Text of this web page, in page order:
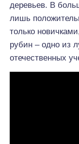
деревьев. В
лишь
только
рубин – одно из
отечественных